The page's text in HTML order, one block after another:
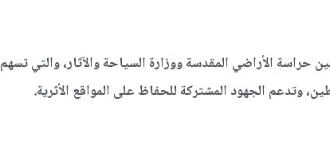
حراسة الأراضي المقدسة ووزارة السياحة والآثار، والتي تسهم
وتدعم الجهود المشتركة للحفاظ على المواقع الأثرية.